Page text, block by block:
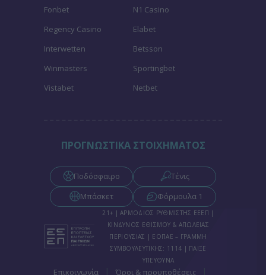
Fonbet
N1 Casino
Regency Casino
Elabet
Interwetten
Betsson
Winmasters
Sportingbet
Vistabet
Netbet
ΠΡΟΓΝΩΣΤΙΚΑ ΣΤΟΙΧΗΜΑΤΟΣ
Ποδόσφαιρο
Τένις
Μπάσκετ
Φόρμουλα 1
21+ | ΑΡΜΟΔΙΟΣ ΡΥΘΜΙΣΤΗΣ ΕΕΕΠ |
ΚΙΝΔΥΝΟΣ ΕΘΙΣΜΟΥ & ΑΠΩΛΕΙΑΣ
ΠΕΡΙΟΥΣΙΑΣ | ΕΟΠΑΕ – ΓΡΑΜΜΗ
ΣΥΜΒΟΥΛΕΥΤΙΚΗΣ: 1114 | ΠΑΙΞΕ
ΥΠΕΥΘΥΝΑ
Επικοινωνία Όροι & προυποθέσεις